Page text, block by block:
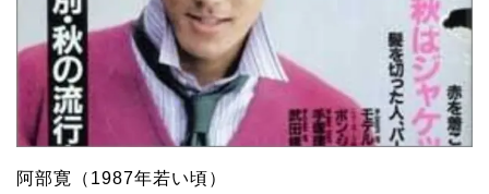
阿部寛（1987年若い頃）